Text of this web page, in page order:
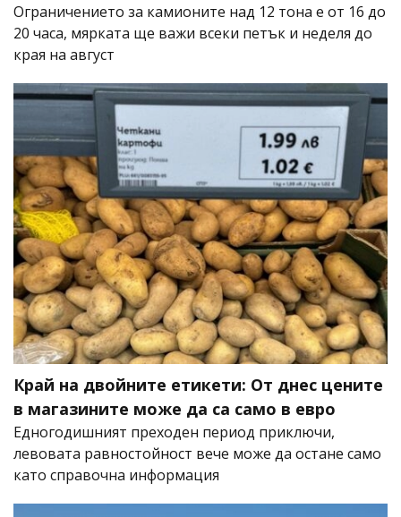
Ограничението за камионите над 12 тона е от 16 до
20 часа, мярката ще важи всеки петък и неделя до
края на август
Край на двойните етикети: От днес цените
в магазините може да са само в евро
Едногодишният преходен период приключи,
левовата равностойност вече може да остане само
като справочна информация